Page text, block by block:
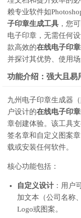
赖专业软件如
子印章生成工具 ，您
电子印章，无需任何
款高效的在线电子印
并探讨其优势、使用
功能介绍：强大且易
九州电子印章生成器（
户设计的在线电子印
章创建体验。该工具
签名章和自定义图案
载或安装任何软件。
核心功能包括：
自定义设计：用户
加文本（公司名称
Logo或图案。